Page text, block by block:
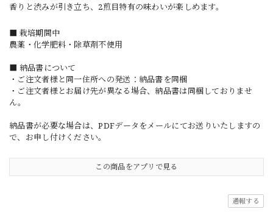
香りと渋みが引き立ち、2煎目特有の味わいが楽しめます。
■ 栽培期間中
農薬・化学肥料・除草剤不使用
■ 納品書について
・ご注文者様と同一住所への発送：納品書を同梱
・ご注文者様とお届け先が異なる場合、納品書は同梱しておりませ
ん。
納品書が必要な場合は、PDFデータをメールにてお送りいたしますの
で、お申し付けください。
この商品をアプリで見る
通報する